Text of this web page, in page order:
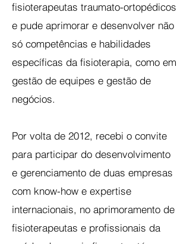
fisioterapeutas traumato-ortopédicos
e pude aprimorar e desenvolver não
só competências e habilidades
específicas da fisioterapia, como em
gestão de equipes e gestão de
negócios.
Por volta de 2012, recebi o convite
para participar do desenvolvimento
e gerenciamento de duas empresas
com know-how e expertise
internacionais, no aprimoramento de
fisioterapeutas e profissionais da